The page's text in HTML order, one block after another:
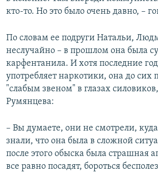
кто-то. Но это было очень давно, –
По словам ее подруги Натальи,
неслучайно – в прошлом она была
карфентанила. И хотя последние
употребляет наркотики, она до сих
"слабым звеном" в глазах
Румянцева:
– Вы думаете, они не смотрели,
знали, что она была в сложной
после этого обыска была страшная
все равно посадят, бороться